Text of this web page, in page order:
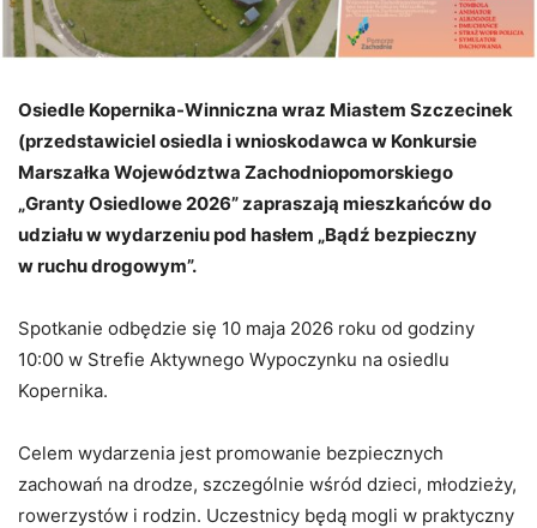
Osiedle Kopernika-Winniczna wraz Miastem Szczecinek
(przedstawiciel osiedla i wnioskodawca w Konkursie
Marszałka Województwa Zachodniopomorskiego
„Granty Osiedlowe 2026” zapraszają mieszkańców do
udziału w wydarzeniu pod hasłem „Bądź bezpieczny
w ruchu drogowym”.
Spotkanie odbędzie się 10 maja 2026 roku od godziny
10:00 w Strefie Aktywnego Wypoczynku na osiedlu
Kopernika.
Celem wydarzenia jest promowanie bezpiecznych
zachowań na drodze, szczególnie wśród dzieci, młodzieży,
rowerzystów i rodzin. Uczestnicy będą mogli w praktyczny